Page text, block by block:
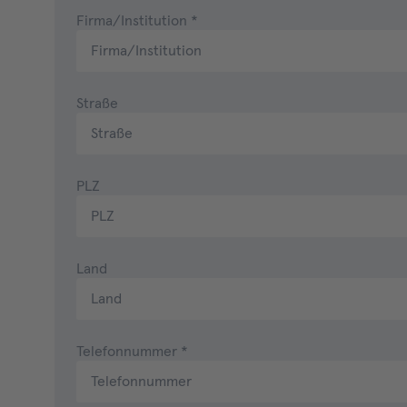
Firma/Institution *
Straße
PLZ
Land
Telefonnummer *